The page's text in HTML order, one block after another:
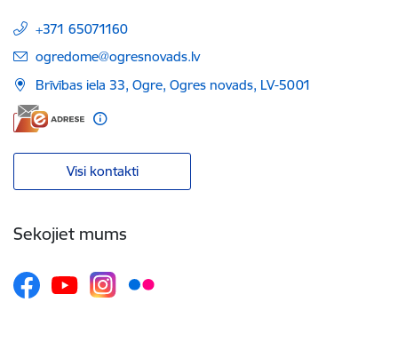
+371 65071160
E-pasts:
ogredome@ogresnovads.lv
Brīvības iela 33, Ogre, Ogres novads, LV-5001
Visi kontakti
Sekojiet mums